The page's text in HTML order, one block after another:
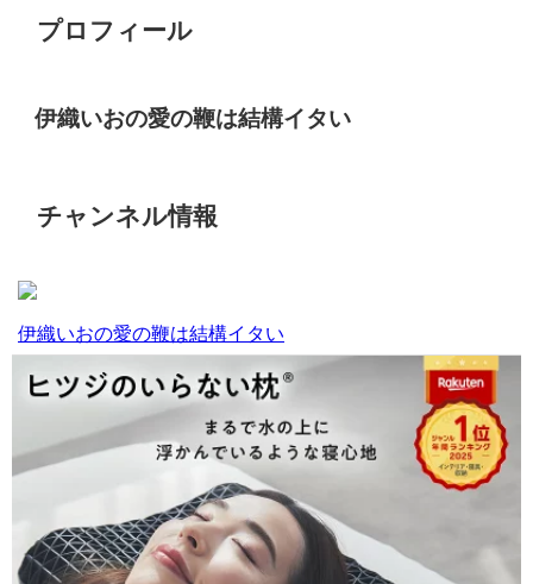
プロフィール
伊織いおの愛の鞭は結構イタい
チャンネル情報
伊織いおの愛の鞭は結構イタい